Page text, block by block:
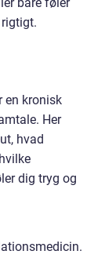
bare føler
en kronisk
Her
hvad
dig tryg og